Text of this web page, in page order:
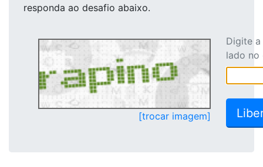
responda ao desafio abaixo.
[trocar imagem]
Digite
lado no